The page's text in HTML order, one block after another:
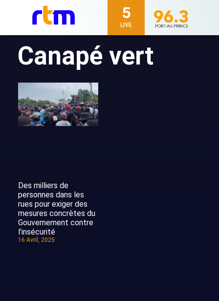
5
LIVE
Canapé vert
Des milliers de
personnes dans les
rues pour exiger des
mesures concrètes du
Gouvernement contre
l’insécurité
16 Avril, 2025